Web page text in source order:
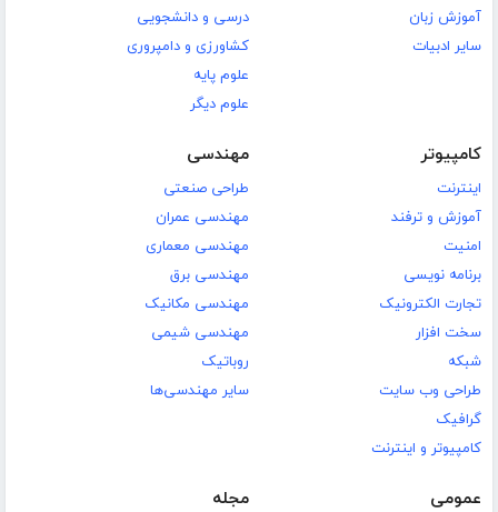
آموزش زبان
سایر ادبیات
درسی و دانشجویی
کشاورزی و دامپروری
علوم پایه
علوم دیگر
کامپیوتر
اینترنت
آموزش و ترفند
امنیت
برنامه نویسی
تجارت الکترونیک
سخت افزار
شبکه
طراحی وب سایت
گرافیک
کامپیوتر و اینترنت
مهندسی
طراحی صنعتی
مهندسی عمران
مهندسی معماری
مهندسی برق
مهندسی مکانیک
مهندسی شیمی
روباتیک
سایر مهندسی‌ها
عمومی مجله